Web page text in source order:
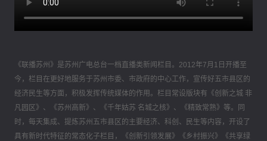
《联播苏州》是苏州广电总台一档直播类新闻栏目。2012年7月1日开播至
今，栏目在更好地服务于苏州市委、市政府的中心工作，宣传好五市县区的
经济民生等方面，积极发挥传统媒体的作用。栏目常设版块有《创新之城 非
凡园区》、《苏州高新》、《千年姑苏 名城之核》、《精致常熟》等。同
时，每天集成、提炼苏州五市县区的主要经济、科创、民生等内容，开设了
具有新时代特征的常态化子栏目，《创新引领发展》《乡村振兴》《共享绿